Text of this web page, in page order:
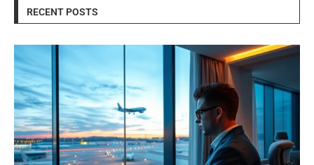
RECENT POSTS